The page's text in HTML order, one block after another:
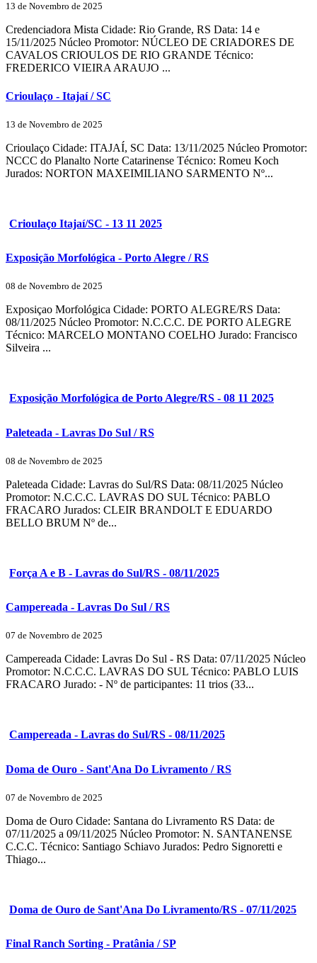
13 de Novembro de 2025
Credenciadora Mista Cidade: Rio Grande, RS Data: 14 e
15/11/2025 Núcleo Promotor: NÚCLEO DE CRIADORES DE
CAVALOS CRIOULOS DE RIO GRANDE Técnico:
FREDERICO VIEIRA ARAUJO ...
Crioulaço - Itajaí / SC
13 de Novembro de 2025
Crioulaço Cidade: ITAJAÍ, SC Data: 13/11/2025 Núcleo Promotor:
NCCC do Planalto Norte Catarinense Técnico: Romeu Koch
Jurados: NORTON MAXEIMILIANO SARMENTO Nº...
Crioulaço Itajaí/SC - 13 11 2025
Exposição Morfológica - Porto Alegre / RS
08 de Novembro de 2025
Exposiçao Morfológica Cidade: PORTO ALEGRE/RS Data:
08/11/2025 Núcleo Promotor: N.C.C.C. DE PORTO ALEGRE
Técnico: MARCELO MONTANO COELHO Jurado: Francisco
Silveira ...
Exposição Morfológica de Porto Alegre/RS - 08 11 2025
Paleteada - Lavras Do Sul / RS
08 de Novembro de 2025
Paleteada Cidade: Lavras do Sul/RS Data: 08/11/2025 Núcleo
Promotor: N.C.C.C. LAVRAS DO SUL Técnico: PABLO
FRACARO Jurados: CLEIR BRANDOLT E EDUARDO
BELLO BRUM Nº de...
Força A e B - Lavras do Sul/RS - 08/11/2025
Campereada - Lavras Do Sul / RS
07 de Novembro de 2025
Campereada Cidade: Lavras Do Sul - RS Data: 07/11/2025 Núcleo
Promotor: N.C.C.C. LAVRAS DO SUL Técnico: PABLO LUIS
FRACARO Jurado: - Nº de participantes: 11 trios (33...
Campereada - Lavras do Sul/RS - 08/11/2025
Doma de Ouro - Sant'Ana Do Livramento / RS
07 de Novembro de 2025
Doma de Ouro Cidade: Santana do Livramento RS Data: de
07/11/2025 a 09/11/2025 Núcleo Promotor: N. SANTANENSE
C.C.C. Técnico: Santiago Schiavo Jurados: Pedro Signoretti e
Thiago...
Doma de Ouro de Sant'Ana Do Livramento/RS - 07/11/2025
Final Ranch Sorting - Pratânia / SP